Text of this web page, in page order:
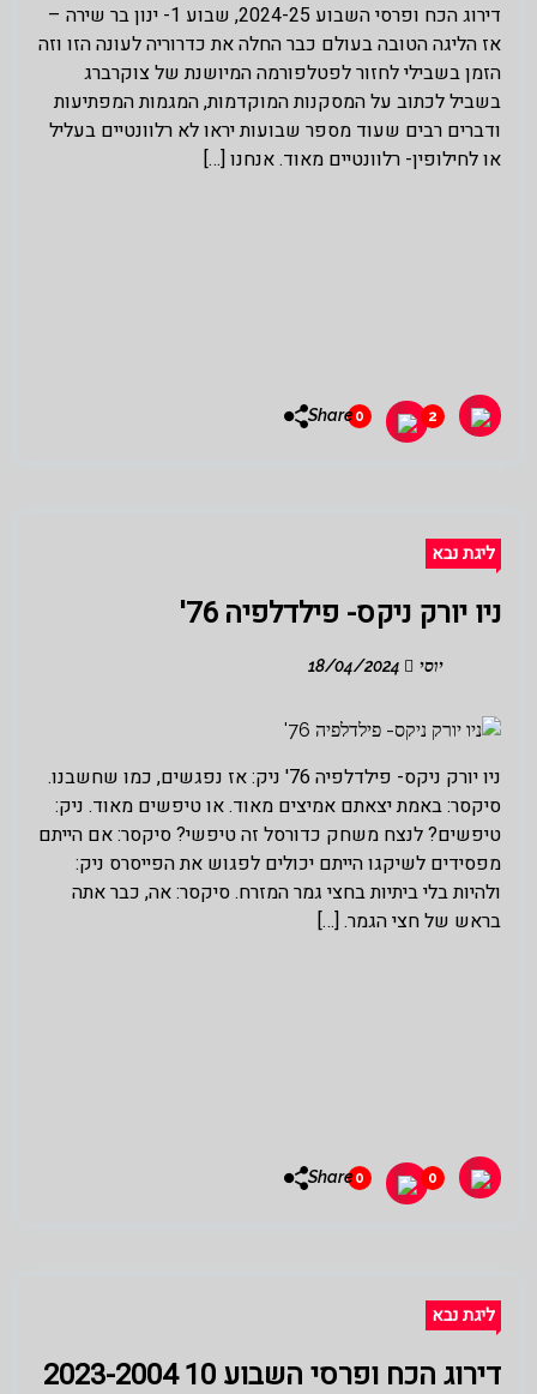
דירוג הכח ופרסי השבוע 2024-25, שבוע 1- ינון בר שירה –
אז הליגה הטובה בעולם כבר החלה את כדרוריה לעונה הזו וזה
הזמן בשבילי לחזור לפטלפורמה המיושנת של צוקרברג
בשביל לכתוב על המסקנות המוקדמות, המגמות המפתיעות
ודברים רבים שעוד מספר שבועות יראו לא רלוונטיים בעליל
או לחילופין- רלוונטיים מאוד. אנחנו […]
2
0
Share
ליגת נבא
ניו יורק ניקס- פילדלפיה 76'
יוסי
ניו יורק ניקס- פילדלפיה 76' ניק: אז נפגשים, כמו שחשבנו.
סיקסר: באמת יצאתם אמיצים מאוד. או טיפשים מאוד. ניק:
טיפשים? לנצח משחק כדורסל זה טיפשי? סיקסר: אם הייתם
מפסידים לשיקגו הייתם יכולים לפגוש את הפייסרס ניק:
ולהיות בלי ביתיות בחצי גמר המזרח. סיקסר: אה, כבר אתה
בראש של חצי הגמר. […]
0
0
Share
ליגת נבא
דירוג הכח ופרסי השבוע 10 2023-2004